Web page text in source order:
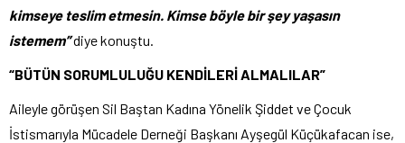
kimseye teslim etmesin. Kimse böyle bir şey yaşasın
istemem”diye konuştu.
“BÜTÜN SORUMLULUĞU KENDİLERİ ALMALILAR”
Aileyle görüşen Sil Baştan Kadına Yönelik Şiddet ve Çocuk
İstismarıyla Mücadele Derneği Başkanı Ayşegül Küçükafacan ise,